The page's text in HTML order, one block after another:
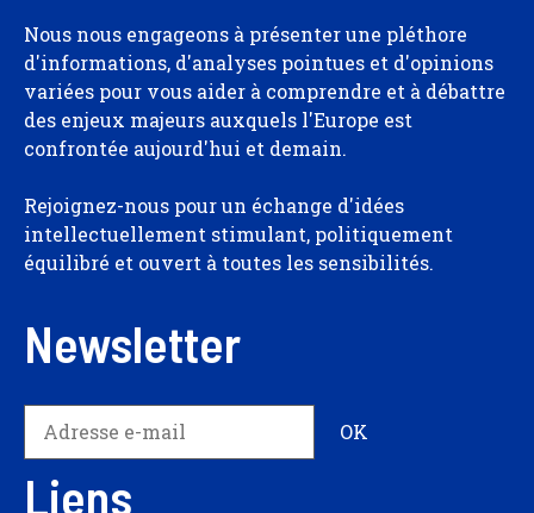
Nous nous engageons à présenter une pléthore
d'informations, d'analyses pointues et d'opinions
variées pour vous aider à comprendre et à débattre
des enjeux majeurs auxquels l'Europe est
confrontée aujourd'hui et demain.
Rejoignez-nous pour un échange d'idées
intellectuellement stimulant, politiquement
équilibré et ouvert à toutes les sensibilités.
Newsletter
Liens